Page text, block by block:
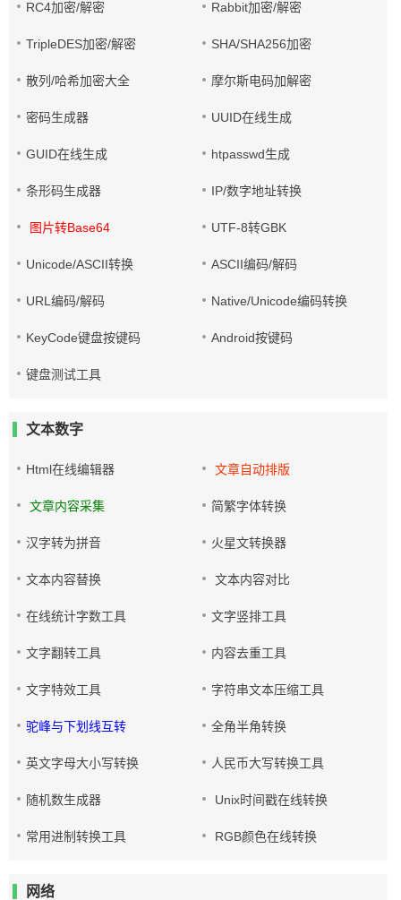
RC4加密/解密 Rabbit加密/解密
TripleDES加密/解密 SHA/SHA256加密
散列/哈希加密大全 摩尔斯电码加解密
密码生成器 UUID在线生成
GUID在线生成 htpasswd生成
条形码生成器 IP/数字地址转换
图片转Base64 UTF-8转GBK
Unicode/ASCII转换 ASCII编码/解码
URL编码/解码 Native/Unicode编码转换
KeyCode键盘按键码 Android按键码
键盘测试工具
文本数字
Html在线编辑器 文章自动排版
文章内容采集 简繁字体转换
汉字转为拼音 火星文转换器
文本内容替换 文本内容对比
在线统计字数工具 文字竖排工具
文字翻转工具 内容去重工具
文字特效工具 字符串文本压缩工具
驼峰与下划线互转 全角半角转换
英文字母大小写转换 人民币大写转换工具
随机数生成器 Unix时间戳在线转换
常用进制转换工具 RGB颜色在线转换
网络